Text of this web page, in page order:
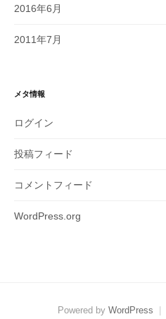
2016年6月
2011年7月
メタ情報
ログイン
投稿フィード
コメントフィード
WordPress.org
Powered by WordPress